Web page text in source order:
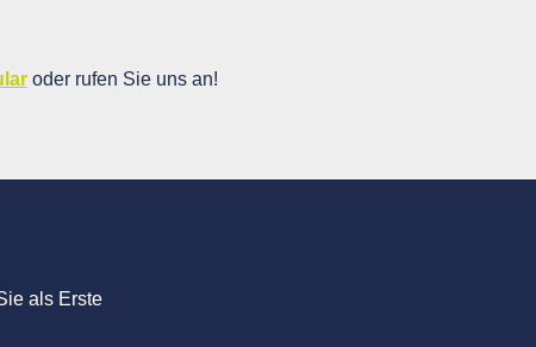
oder rufen Sie uns an!
als Erste